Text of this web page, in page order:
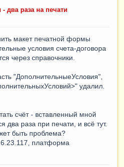
два раза на печати
макет печатной формы
условия счета-договора
через справочники.
"ДополнительныеУсловия",
удалил.
счёт - вставленный мной
два раза при печати, и всё тут.
быть проблема?
платформа